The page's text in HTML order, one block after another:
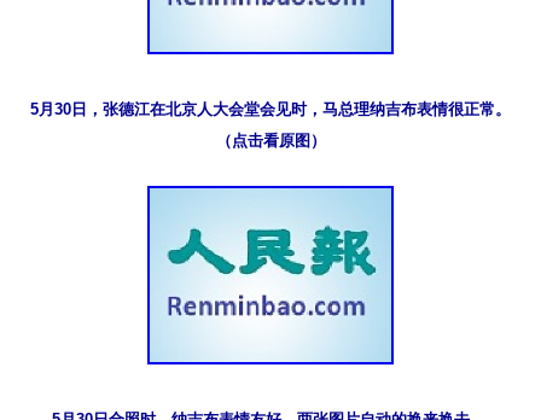
5月30日，张德江在北京人大会堂会见时，马总理纳吉布表情很正常。
（点击看原图）